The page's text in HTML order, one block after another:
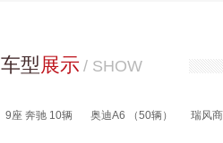
车型 展示 / SHOW
9座 奔驰 10辆 奥迪A6 （50辆） 瑞风